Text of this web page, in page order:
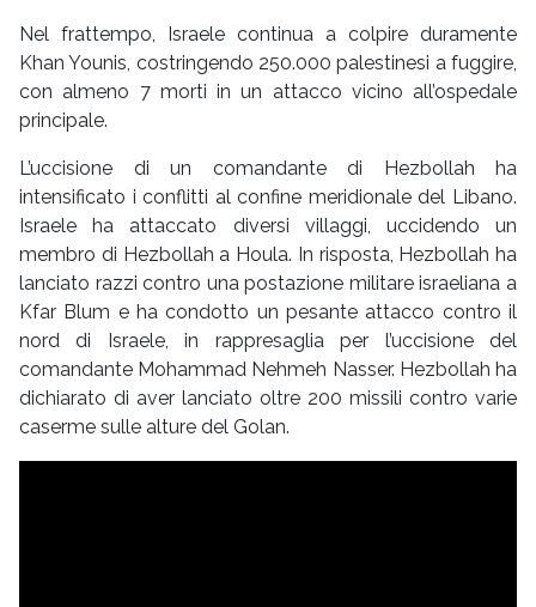
Nel frattempo, Israele continua a colpire duramente
Khan Younis, costringendo 250.000 palestinesi a fuggire,
con almeno 7 morti in un attacco vicino all’ospedale
principale.
L’uccisione di un comandante di Hezbollah ha
intensificato i conflitti al confine meridionale del Libano.
Israele ha attaccato diversi villaggi, uccidendo un
membro di Hezbollah a Houla. In risposta, Hezbollah ha
lanciato razzi contro una postazione militare israeliana a
Kfar Blum e ha condotto un pesante attacco contro il
nord di Israele, in rappresaglia per l’uccisione del
comandante Mohammad Nehmeh Nasser. Hezbollah ha
dichiarato di aver lanciato oltre 200 missili contro varie
caserme sulle alture del Golan.